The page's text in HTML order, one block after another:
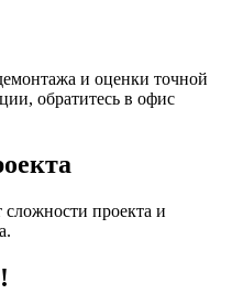
и оценки точной
обратитесь в офис
сложности проекта и